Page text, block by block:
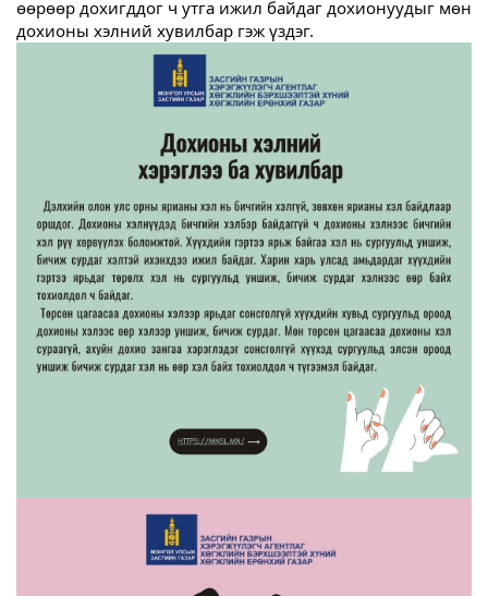
өөрөөр дохигддог ч утга ижил байдаг дохионуудыг мөн
дохионы хэлний хувилбар гэж үздэг.